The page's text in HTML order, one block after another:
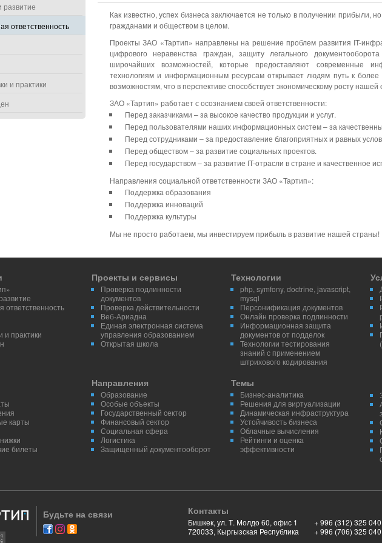
развитие
ответственность
и практики
Как известно, успех бизнеса заключается не только в получении прибыли,
гражданами и обществом в целом.
Проекты ЗАО «Тартип» направлены на решение проблем развития IT-
цифрового неравенства граждан, защиту легального
широчайших возможностей, которые предоставляют современные
технологиям и информационным ресурсам открывает людям путь к
возможностям, что в перспективе способствует экономическому росту нашей
ЗАО «Тартип» работает с осознанием своей ответственности:
Перед заказчиками – за высокое качество продукции и услуг.
Перед пользователями наших информационных систем – за
Перед сотрудниками – за предоставление благоприятных и равных
Перед обществом – за развитие социальных проектов.
Перед государством – за развитие IT-отрасли в стране и качественное
Направления социальной ответственности ЗАО «Тартип»:
Поддержка образования
Поддержка инноваций
Поддержка культуры
Мы не просто работаем, мы инвестируем прибыль в развитие нашей страны!
ответственность
и практики
Проекты и сервисы
Проверка подлинности
документов
Проверка действительности
Веб-Ариадна
Единая электронная система
управления образованием
Открытая школа
Технологии
php, symfony, doctrine, javascript,
mysql
Персонификация документов
Онлайн проверка подлинности
Информационная защита
документов от подделок
Технологии тестирования
знаний с применением
штрихового кодирования
карты
билеты
Направления
Образование
Особые объекты
Государственный сектор
Финансовый сектор
Социальная сфера
Логистика
Защищенный документооборот
Темы
Бизнес-аналитика
Решения для виртуализации
Динамическая инфраструктура
Устойчивость бизнеса
Облачные вычисления
Рейтинги и оценка
эффективности
Будьте на связи Контакты
Бишкек, ул. Т. Молдо 60, офис 1
720033, Кыргызская Республика
+ 996 (312) 325 040
+ 996 (706) 325 040